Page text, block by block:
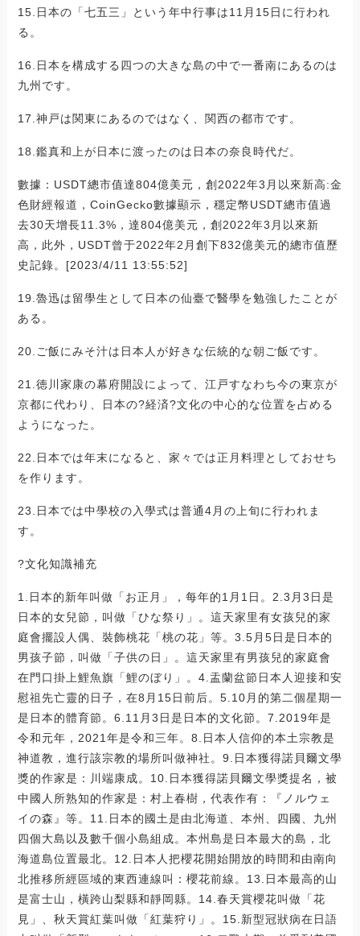
15.日本の「七五三」という年中行事は11月15日に行われ
る。
16.日本を構成する四つの大きな島の中で一番南にあるのは
九州です。
17.神戸は関東にあるのではなく、関西の都市です。
18.鑑真和上が日本に渡ったのは日本の奈良時代だ。
數據：USDT總市值達804億美元，創2022年3月以來新高:金
色財經報道，CoinGecko數據顯示，穩定幣USDT總市值過
去30天增長11.3%，達804億美元，創2022年3月以來新
高，此外，USDT曾于2022年2月創下832億美元的總市值歷
史記錄。[2023/4/11 13:55:52]
19.魯迅は留學生として日本の仙臺で醫學を勉強したことが
ある。
20.ご飯にみそ汁は日本人が好きな伝統的な朝ご飯です。
21.徳川家康の幕府開設によって、江戸すなわち今の東京が
京都に代わり、日本の?経済?文化の中心的な位置を占める
ようになった。
22.日本では年末になると、家々では正月料理としておせち
を作ります。
23.日本では中學校の入學式は普通4月の上旬に行われま
す。
?文化知識補充
1.日本的新年叫做「お正月」，每年的1月1日。2.3月3日是
日本的女兒節，叫做「ひな祭り」。這天家里有女孩兒的家
庭會擺設人偶、裝飾桃花「桃の花」等。3.5月5日是日本的
男孩子節，叫做「子供の日」。這天家里有男孩兒的家庭會
在門口掛上鯉魚旗「鯉のぼり」。4.盂蘭盆節日本人迎接和安
慰祖先亡靈的日子，在8月15日前后。5.10月的第二個星期一
是日本的體育節。6.11月3日是日本的文化節。7.2019年是
令和元年，2021年是令和三年。8.日本人信仰的本土宗教是
神道教，進行該宗教的場所叫做神社。9.日本獲得諾貝爾文學
獎的作家是：川端康成。10.日本獲得諾貝爾文學獎提名，被
中國人所熟知的作家是：村上春樹，代表作有：『ノルウェ
イの森』等。11.日本的國土是由北海道、本州、四國、九州
四個大島以及數千個小島組成。本州島是日本最大的島，北
海道島位置最北。12.日本人把櫻花開始開放的時間和由南向
北推移所經區域的東西連線叫：櫻花前線。13.日本最高的山
是富士山，橫跨山梨縣和靜岡縣。14.春天賞櫻花叫做「花
見」、秋天賞紅葉叫做「紅葉狩り」。15.新型冠狀病在日語